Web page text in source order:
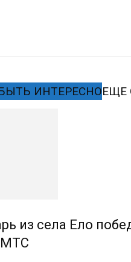
ИНТЕРЕСНОЕЩЕ
из села Ело
МТС